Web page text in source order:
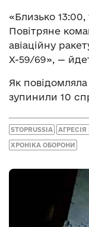
«Близько
Повітряне
авіаційну
Х-59/69», —
Як повідомляла
зупинили 10
STOPRUSSIA АГРЕСІЯ
ХРОНІКА ОБОРОНИ